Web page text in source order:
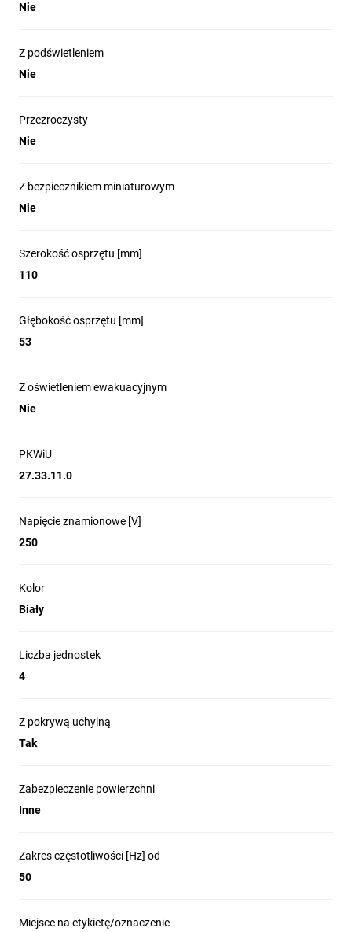
Nie
Z podświetleniem
Nie
Przezroczysty
Nie
Z bezpiecznikiem miniaturowym
Nie
Szerokość osprzętu [mm]
110
Głębokość osprzętu [mm]
53
Z oświetleniem ewakuacyjnym
Nie
PKWiU
27.33.11.0
Napięcie znamionowe [V]
250
Kolor
Biały
Liczba jednostek
4
Z pokrywą uchylną
Tak
Zabezpieczenie powierzchni
Inne
Zakres częstotliwości [Hz] od
50
Miejsce na etykietę/oznaczenie